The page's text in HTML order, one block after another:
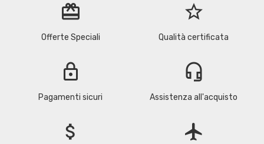
redeem
Offerte Speciali
star_border
Qualità certificata
lock
Pagamenti sicuri
headset_mic
Assistenza all'acquisto
attach_money flight